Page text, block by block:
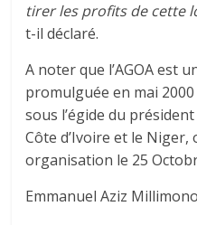
tirer les profits de cette
t-il déclaré.
A noter que l’AGOA est
promulguée en mai
sous l’égide du
Côte d’Ivoire et le
organisation le 25
Emmanuel Aziz Millimono